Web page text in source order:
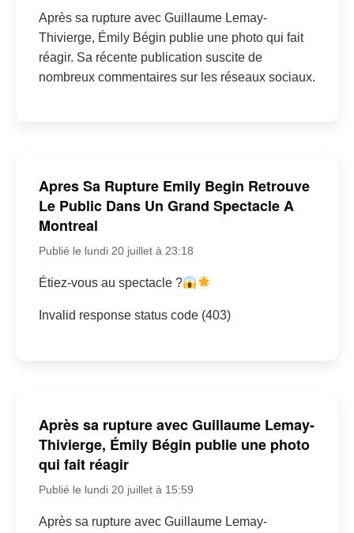
Après sa rupture avec Guillaume Lemay-
Thivierge, Émily Bégin publie une photo qui fait
réagir. Sa récente publication suscite de
nombreux commentaires sur les réseaux sociaux.
Apres Sa Rupture Emily Begin Retrouve
Le Public Dans Un Grand Spectacle A
Montreal
Publié le lundi 20 juillet à 23:18
Étiez-vous au spectacle ?
Invalid response status code (403)
Après sa rupture avec Guillaume Lemay-
Thivierge, Émily Bégin publie une photo
qui fait réagir
Publié le lundi 20 juillet à 15:59
Après sa rupture avec Guillaume Lemay-